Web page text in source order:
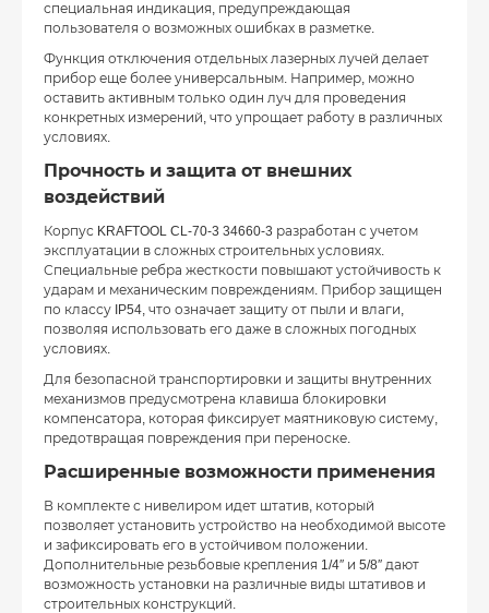
специальная индикация, предупреждающая
пользователя о возможных ошибках в разметке.
Функция отключения отдельных лазерных лучей делает
прибор еще более универсальным. Например, можно
оставить активным только один луч для проведения
конкретных измерений, что упрощает работу в различных
условиях.
Прочность и защита от внешних
воздействий
Корпус KRAFTOOL CL-70-3 34660-3 разработан с учетом
эксплуатации в сложных строительных условиях.
Специальные ребра жесткости повышают устойчивость к
ударам и механическим повреждениям. Прибор защищен
по классу IP54, что означает защиту от пыли и влаги,
позволяя использовать его даже в сложных погодных
условиях.
Для безопасной транспортировки и защиты внутренних
механизмов предусмотрена клавиша блокировки
компенсатора, которая фиксирует маятниковую систему,
предотвращая повреждения при переноске.
Расширенные возможности применения
В комплекте с нивелиром идет штатив, который
позволяет установить устройство на необходимой высоте
и зафиксировать его в устойчивом положении.
Дополнительные резьбовые крепления 1/4″ и 5/8″ дают
возможность установки на различные виды штативов и
строительных конструкций.